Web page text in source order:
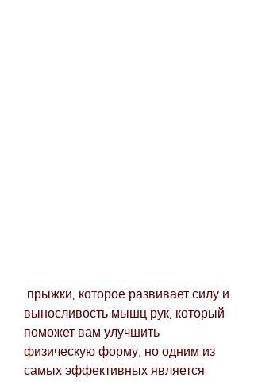
выносливость мышц рук, который
поможет вам улучшить
физическую форму, но одним из
самых эффективных является